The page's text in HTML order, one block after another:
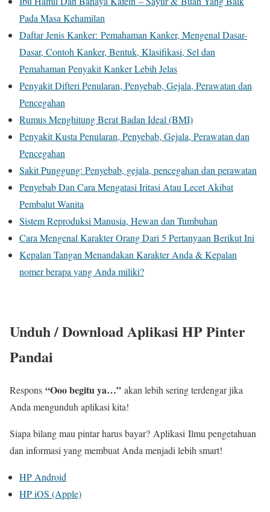
Pada Masa Kehamilan
Daftar Jenis Kanker: Pemahaman Kanker, Mengenal Dasar-
Dasar, Contoh Kanker, Bentuk, Klasifikasi, Sel dan
Pemahaman Penyakit Kanker Lebih Jelas
Penyakit Difteri Penularan, Penyebab, Gejala, Perawatan dan
Pencegahan
Rumus Menghitung Berat Badan Ideal (BMI)
Penyakit Kusta Penularan, Penyebab, Gejala, Perawatan dan
Pencegahan
Sakit Punggung: Penyebab, gejala, pencegahan dan perawatan
Penyebab Dan Cara Mengatasi Iritasi Atau Lecet Akibat
Pembalut Wanita
Sistem Reproduksi Manusia, Hewan dan Tumbuhan
Cara Mengenal Karakter Orang Dari 5 Pertanyaan Berikut Ini
Kepalan Tangan Menandakan Karakter Anda & Kepalan
nomer berapa yang Anda miliki?
Unduh / Download Aplikasi HP Pinter
Pandai
Respons “Ooo begitu ya…” akan lebih sering terdengar jika
Anda mengunduh aplikasi kita!
Siapa bilang mau pintar harus bayar? Aplikasi Ilmu pengetahuan
dan informasi yang membuat Anda menjadi lebih smart!
HP Android
HP iOS (Apple)